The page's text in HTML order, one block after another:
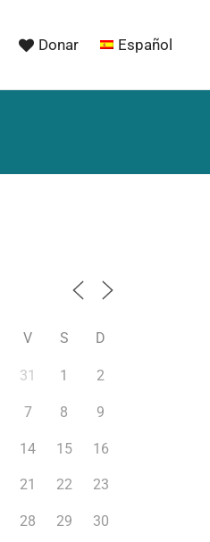
Donar Español
V S D
31 1 2
7 8 9
14 15 16
21 22 23
28 29 30